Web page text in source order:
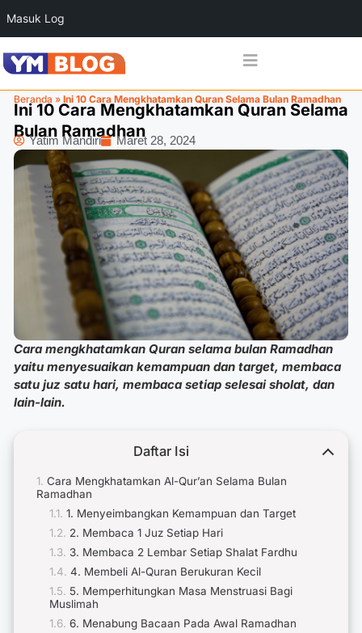
Masuk Log
Beranda » Ini 10 Cara Mengkhatamkan Quran Selama Bulan Ramadhan
Ini 10 Cara Mengkhatamkan Quran Selama
Bulan Ramadhan
Yatim Mandiri Maret 28, 2024
Cara mengkhatamkan Quran selama bulan Ramadhan
yaitu menyesuaikan kemampuan dan target, membaca
satu juz satu hari, membaca setiap selesai sholat, dan
lain-lain.
Daftar Isi
Cara Mengkhatamkan Al-Qur’an Selama Bulan
Ramadhan
1. Menyeimbangkan Kemampuan dan Target
2. Membaca 1 Juz Setiap Hari
3. Membaca 2 Lembar Setiap Shalat Fardhu
4. Membeli Al-Quran Berukuran Kecil
5. Memperhitungkan Masa Menstruasi Bagi
Muslimah
6. Menabung Bacaan Pada Awal Ramadhan